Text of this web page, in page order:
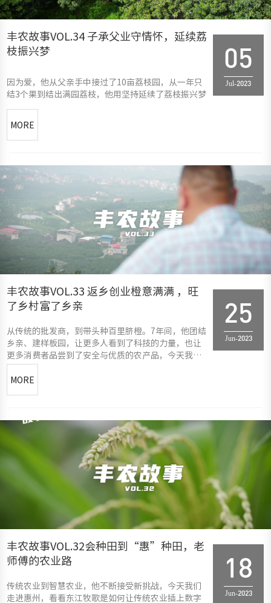
丰农故事VOL.34 子承父业守情怀，延续荔
枝振兴梦
因为爱，他从父亲手中接过了10亩荔枝园，从一年只
结3个果到结出满园荔枝，他用坚持延续了荔枝振兴梦
MORE
05
Jul-2023
丰农故事VOL.33 返乡创业橙意满满 ，旺
了乡村富了乡亲
从传统的批发商，到带头种百里脐橙。7年间，他团结
乡亲、建样板园，让更多人看到了科技的力量，也让
更多消费者品尝到了安全与优质的农产品，今天我们
走进湖南新宁，去看看发生在这里的#丰农故事
MORE
25
Jun-2023
丰农故事VOL.32会种田到“惠”种田，老
师傅的农业路
传统农业到智慧农业，他不断接受新挑战，今天我们
走进惠州，看看东江牧歌是如何让传统农业插上数字
18
Jun-2023